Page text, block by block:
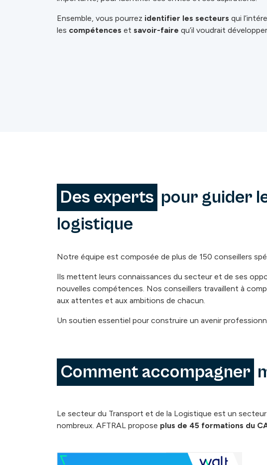
Ensemble, vous pourrez identifier les secteurs qui
les compétences et savoir-faire qu’il voudrait
Des experts pour guider
logistique
Notre équipe est composée de plus de 150 conseillers
Ils mettent leurs connaissances du secteur et de ses
nouvelles compétences. Nos conseillers travaillent à
aux attentes et aux ambitions de chacun.
Un soutien essentiel pour construire un avenir
Comment accompagner
Le secteur du Transport et de la Logistique est un
nombreux. AFTRAL propose plus de 45 formations du